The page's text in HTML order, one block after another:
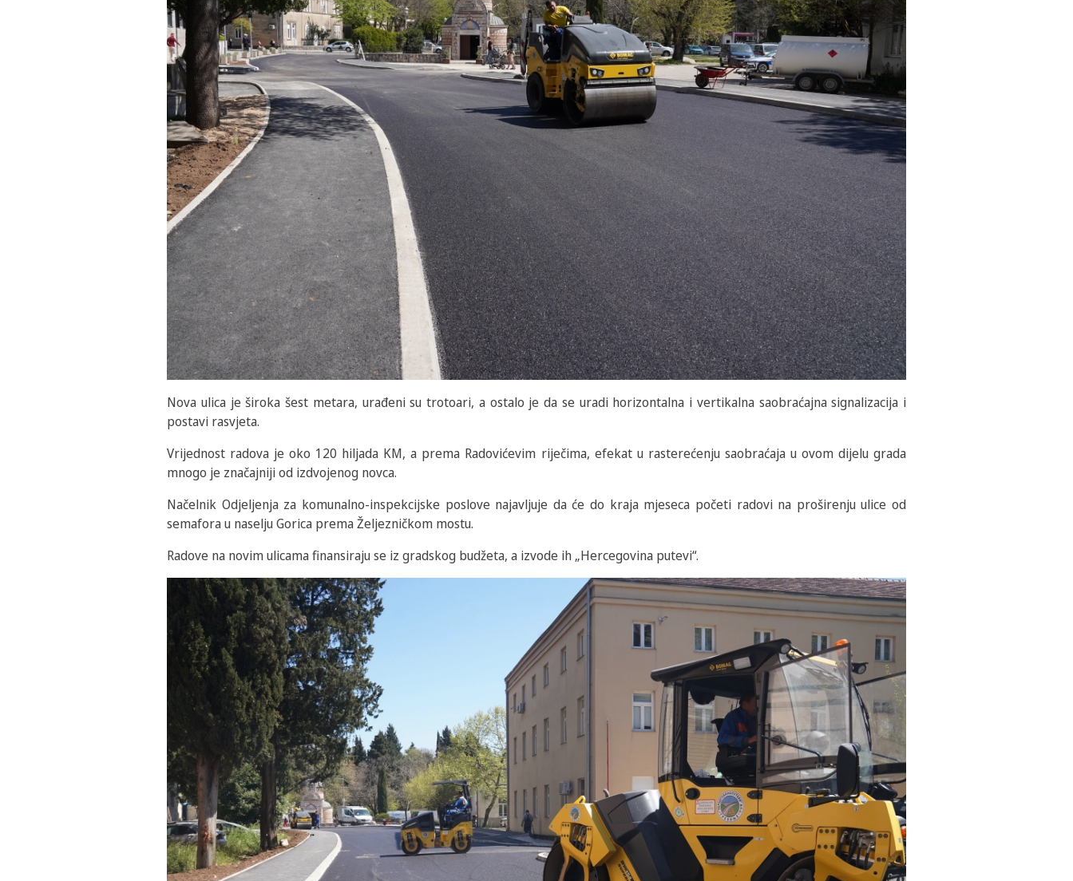
Nova ulica je široka šest metara, urađeni su trotoari, a ostalo je da se uradi horizontalna i vertikalna saobraćajna signalizacija i
postavi rasvjeta.
Vrijednost radova je oko 120 hiljada KM, a prema Radovićevim riječima, efekat u rasterećenju saobraćaja u ovom dijelu grada
mnogo je značajniji od izdvojenog novca.
Načelnik Odjeljenja za komunalno-inspekcijske poslove najavljuje da će do kraja mjeseca početi radovi na proširenju ulice od
semafora u naselju Gorica prema Željezničkom mostu.
Radove na novim ulicama finansiraju se iz gradskog budžeta, a izvode ih „Hercegovina putevi“.